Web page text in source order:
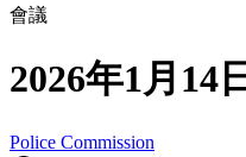
會議
2026年1月14
Police Commission